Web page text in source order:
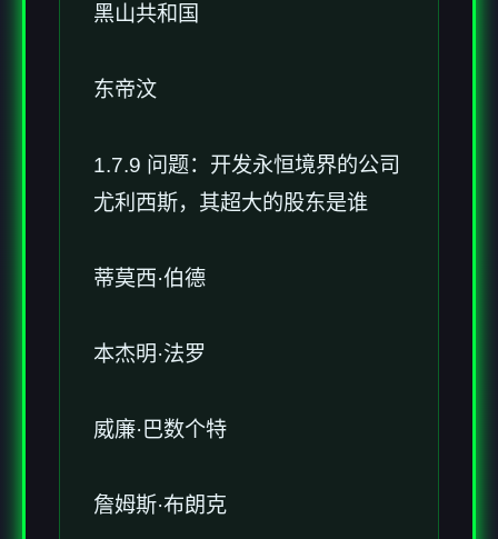
黑山共和国
东帝汶
1.7.9 问题：开发永恒境界的公司
尤利西斯，其超大的股东是谁
蒂莫西·伯德
本杰明·法罗
威廉·巴数个特
詹姆斯·布朗克